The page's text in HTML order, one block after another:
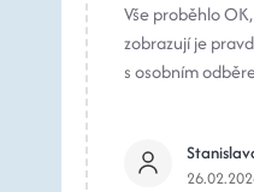
Vše proběhlo
zobrazují je
s osobním